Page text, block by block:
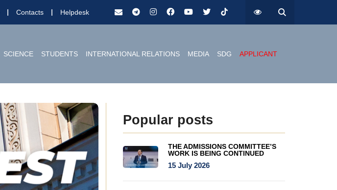
Contacts Helpdesk
SCIENCE STUDENTS INTERNATIONAL RELATIONS MEDIA SDG APPLICANT
Popular posts
THE ADMISSIONS COMMITTEE’S
WORK IS BEING CONTINUED
15 July 2026